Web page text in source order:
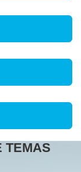
TEMAS